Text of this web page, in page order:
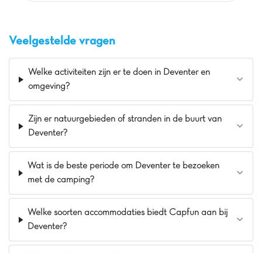
heerlijke maaltijden in het moderne restaurant 🍽️ met
terras. Verken de omgeving met onze Capfun fietsen
🚴‍♀️ of bezoek de charmante steden van de
Achterhoek, met zijn historische kasteel en levendige
De mening van Jasmijn
Vakantiepark het Wieskamp beschikt over
een prachtige natuurspeeltuin en een
indoorspeeltuin voor uren speelplezier voor de
kids ongeacht het weer! Ideaal gelegen op
fietsafstand van Winterswijk net naast de Duitse
grens, perfect voor leuke uitstapjes in binnen- en
buitenland.
Pluspunten
Veelgestelde vragen
Welke activiteiten zijn er te doen in Deventer en
omgeving?
Zijn er natuurgebieden of stranden in de buurt van
Deventer?
Wat is de beste periode om Deventer te bezoeken
met de camping?
Welke soorten accommodaties biedt Capfun aan bij
Deventer?